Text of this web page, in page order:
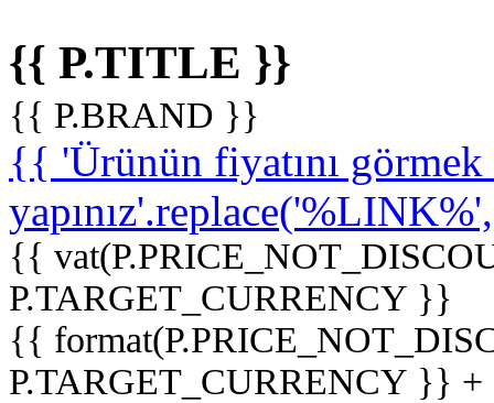
{{ P.TITLE }}
{{ P.BRAND }}
{{ 'Ürünün fiyatını
{{
P.TARGET_CURRENCY }}
{{
P.TARGET_CURRENCY }}